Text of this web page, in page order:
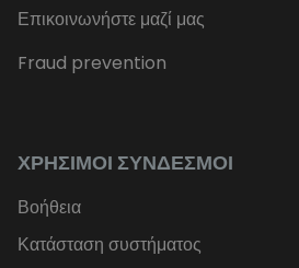
Επικοινωνήστε μαζί μας
Fraud prevention
ΧΡΉΣΙΜΟΙ ΣΎΝΔΕΣΜΟΙ
Βοήθεια
Κατάσταση συστήματος